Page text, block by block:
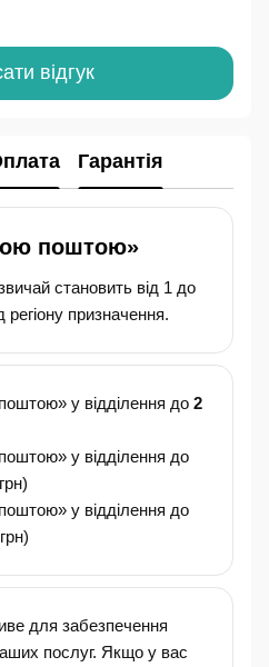
відгук
Гарантія
поштою»
становить від 1 до
регіону призначення.
у відділення до 2
у відділення до
у відділення до
для забезпечення
послуг. Якщо у вас